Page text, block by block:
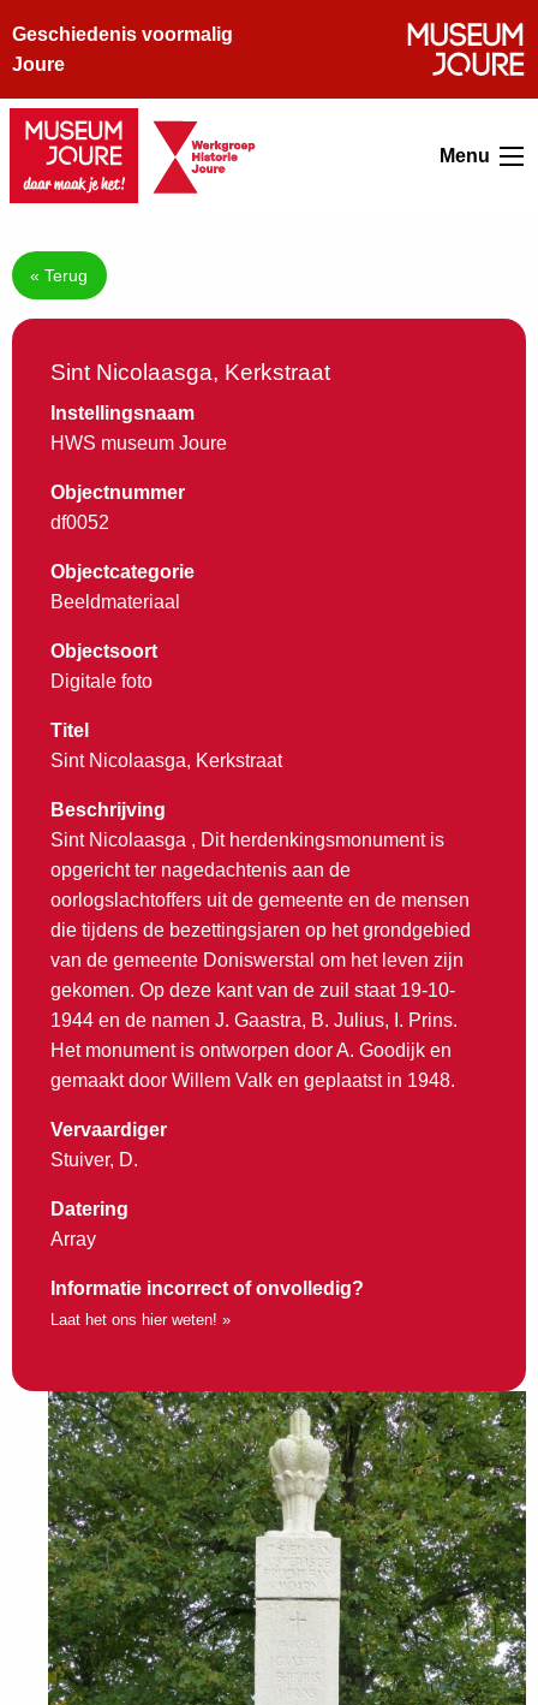
Geschiedenis voormalig
Joure
Menu
« Terug
Sint Nicolaasga, Kerkstraat
Instellingsnaam
HWS museum Joure
Objectnummer
df0052
Objectcategorie
Beeldmateriaal
Objectsoort
Digitale foto
Titel
Sint Nicolaasga, Kerkstraat
Beschrijving
Sint Nicolaasga , Dit herdenkingsmonument is
opgericht ter nagedachtenis aan de
oorlogslachtoffers uit de gemeente en de mensen
die tijdens de bezettingsjaren op het grondgebied
van de gemeente Doniswerstal om het leven zijn
gekomen. Op deze kant van de zuil staat 19-10-
1944 en de namen J. Gaastra, B. Julius, I. Prins.
Het monument is ontworpen door A. Goodijk en
gemaakt door Willem Valk en geplaatst in 1948.
Vervaardiger
Stuiver, D.
Datering
Array
Informatie incorrect of onvolledig?
Laat het ons hier weten! »